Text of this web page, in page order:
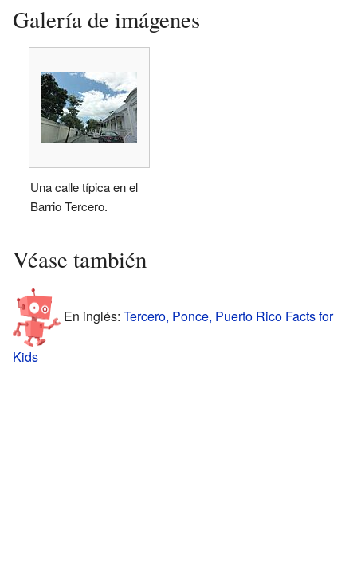
Galería de imágenes
Una calle típica en el
Barrio Tercero.
Véase también
En inglés: Tercero, Ponce, Puerto Rico Facts for
Kids